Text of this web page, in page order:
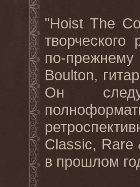
"Hoist The
по-
Boulton,
Он
Classic, Rare
в прошлом